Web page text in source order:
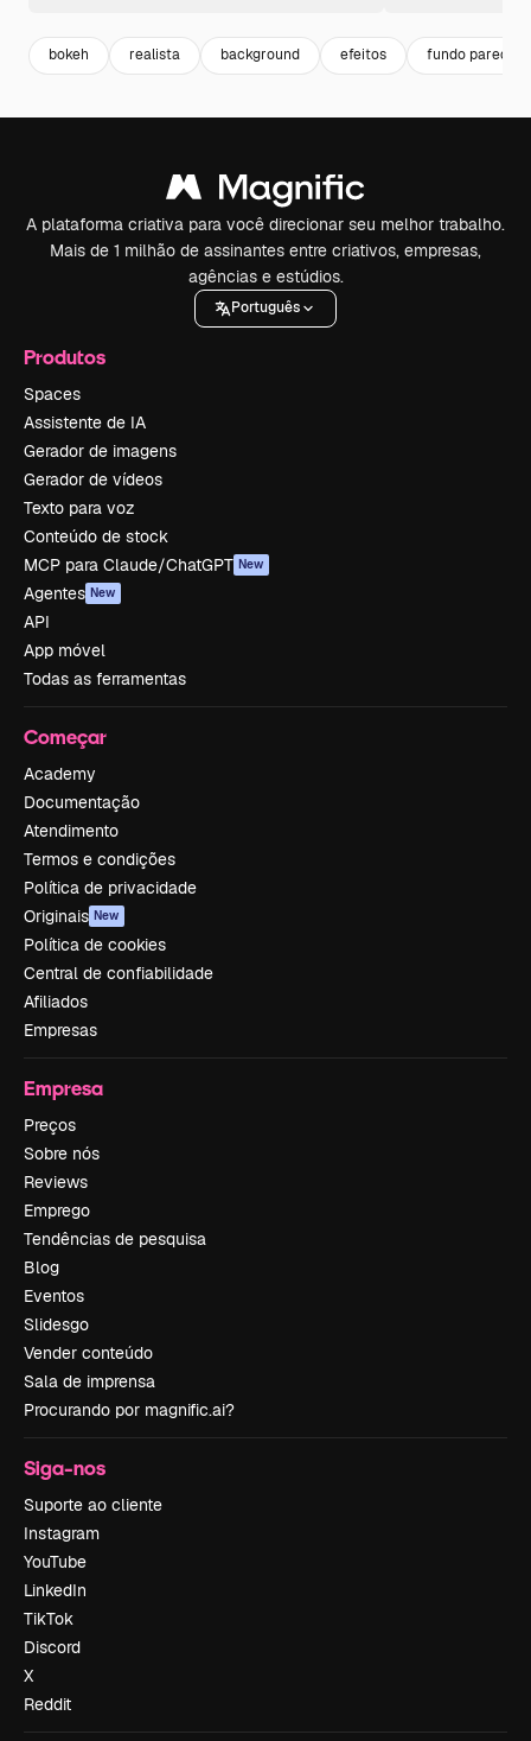
bokeh realista background efeitos fundo parede
A plataforma criativa para você direcionar seu melhor trabalho.
Mais de 1 milhão de assinantes entre criativos, empresas,
agências e estúdios.
Português
Produtos
Spaces
Assistente de IA
Gerador de imagens
Gerador de vídeos
Texto para voz
Conteúdo de stock
MCP para Claude/ChatGPT New
Agentes New
API
App móvel
Todas as ferramentas
Começar
Academy
Documentação
Atendimento
Termos e condições
Política de privacidade
Originais New
Política de cookies
Central de confiabilidade
Afiliados
Empresas
Empresa
Preços
Sobre nós
Reviews
Emprego
Tendências de pesquisa
Blog
Eventos
Slidesgo
Vender conteúdo
Sala de imprensa
Procurando por magnific.ai?
Siga-nos
Suporte ao cliente
Instagram
YouTube
LinkedIn
TikTok
Discord
X
Reddit